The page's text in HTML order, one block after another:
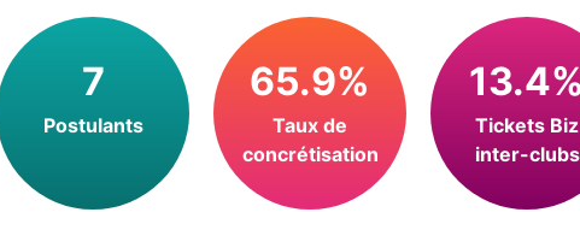
7
Postulants
65.9%
Taux de
concrétisation
Tickets Biz
inter-clubs